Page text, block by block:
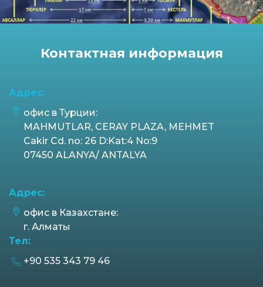
Контактная информация
Адрес:
офис в Турции:
MAHMUTLAR, CERAY PLAZA, MEHMET
Cakir Cd. no: 26 D:Kat:4 No:9
07450 ALANYA/ ANTALYA
Адрес:
офис в Казахстане:
г. Алматы
Тел:
+90 535 343 79 46